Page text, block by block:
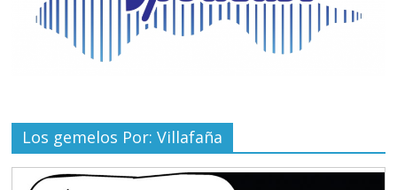
Los gemelos Por: Villafaña